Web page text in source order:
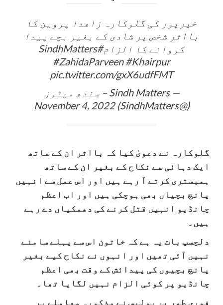
خیرپور کی گلوکارہ زاھدا پروین کا
بااثر شخص پر شادی کے بغیر بچے پیدا
کروانے کا الزام#SindhMatters
#ZahidaParveen #Khairpur
pic.twitter.com/gxX6udfFMT
— Sindh Matters – سندھ میٹرز
(@SindhMatters)
November 4, 2022
گلوکارہ نے دعویٰ کیا کہ بااثر ان کے ساتھ
ایک دہائی سے نکاح کے بغیر ان کے ساتھ
ہمبستری کرتے آ رہے ہیں اور اس عمل سے انہیں
پانچ بچیاں بھی ہوچکی ہیں اور اب اعظم
چانڈیو انہیں قتل کرنے کی دھمکیاں دے رہے
ہیں۔
دلچسپ بات یہ ہے کہ خاتون اس سے پہلے سامنے
نہیں آئی تھیں اور انہوں نے نکاح کیے بغیر
پانچ بچیوں کی پیدائش کے وقت بھی اعظم
چانڈیو پر کوئی الزام نہیں لگایا تھا۔
فوری طور پر پولیس نے مذکورہ معاملے پر